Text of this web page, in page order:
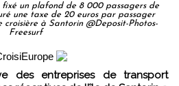
un plafond de 8 000 passagers de
une taxe de 20 euros par passager
à Santorin @Deposit-Photos-
Freesurf
des entreprises de transport